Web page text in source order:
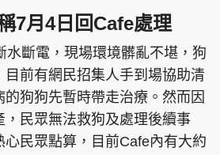
7月4日回Cafe處理
水斷電，現場環境髒亂不堪，狗
目前有網民招集人手到場協助清
狗狗先暫時帶走治療。然而因
民眾無法救狗及處理後續事
心民眾點算，目前Cafe內有大約